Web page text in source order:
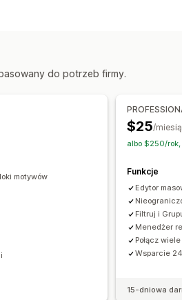
Kopia zapasowa
do potrzeb firmy.
motywów
$25/
albo $250/rok,
Funkcje
Edytor
Filtruj i
Menedżer
Połącz
Wsparcie
15-dniowa